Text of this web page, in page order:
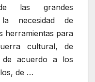
las grandes
necesidad de
herramientas para
cultural, de
de acuerdo a los
de …